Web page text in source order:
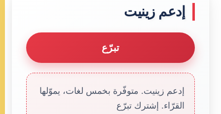
إدعم زينيت
تبرّع
إدعم زينيت. متوفّرة بخمس لغات، يموّلها
القرّاء. إشترك تبرّع